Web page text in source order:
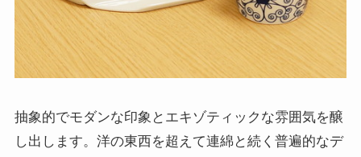
抽象的でモダンな印象とエキゾティックな雰囲気を醸
し出します。洋の東西を超えて連綿と続く普遍的なデ